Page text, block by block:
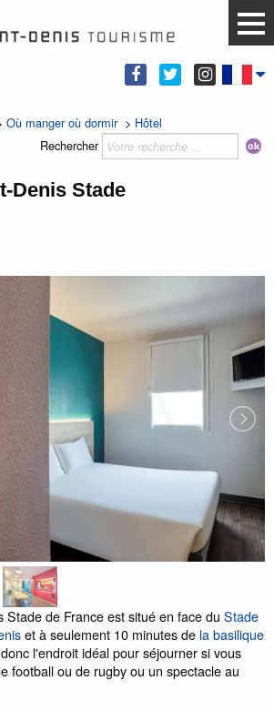
Où manger où dormir> Hôtel
Rechercher
Denis Stade
Stade de France est situé en face du Stade
et à seulement 10 minutes de la basilique
l'endroit idéal pour séjourner si vous
football ou de rugby ou un spectacle au